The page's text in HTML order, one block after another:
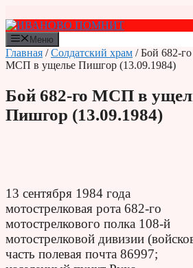
к
содержимому
Меню
Главная /Солдатский храм / Бой 682-го
МСП в ущелье Пишгор (13.09.1984)
Бой 682-го МСП в
Пишгор (13.09.1984)
13 сентября 1984 года
мотострелковая рота 682-го
мотострелкового полка 108-й
мотострелковой дивизии
часть полевая почта 86997;